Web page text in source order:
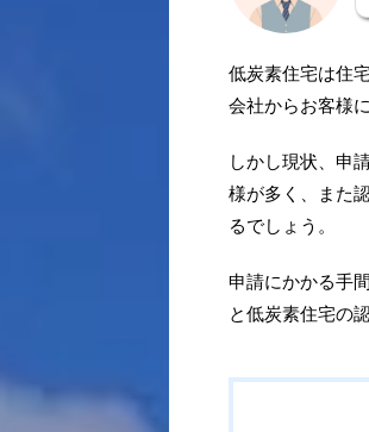
低炭素住宅は住
会社からお客様
しかし現状、申
様が多く、また
るでしょう。
申請にかかる手
と低炭素住宅の